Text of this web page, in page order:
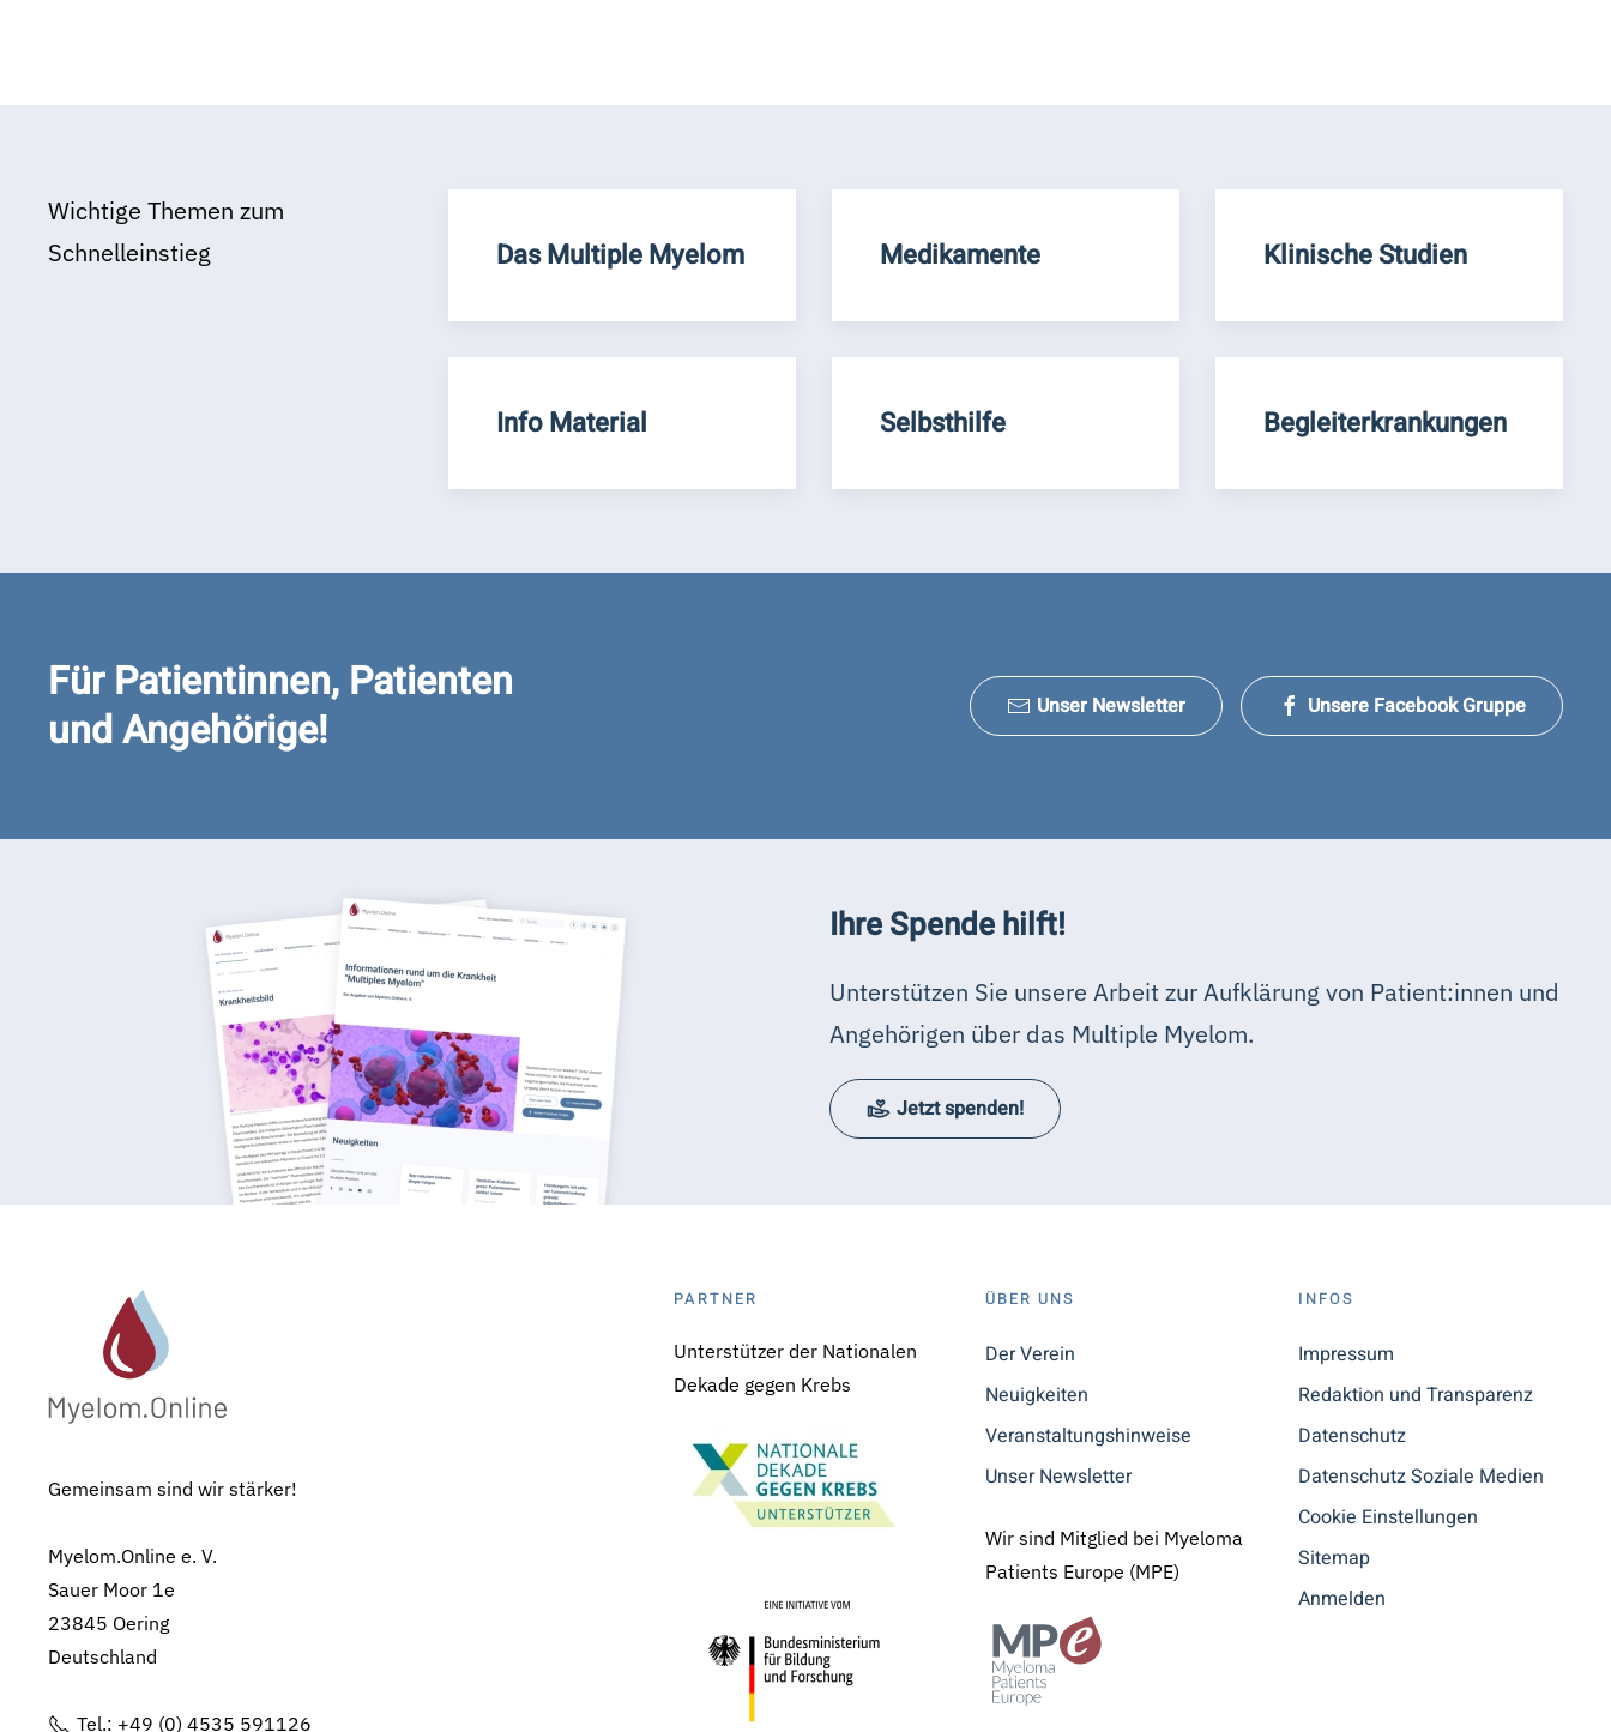
Wichtige Themen zum
Schnelleinstieg
Das Multiple Myelom Medikamente Klinische Studien
Info Material Selbsthilfe Begleiterkrankungen
Für Patientinnen, Patienten
und Angehörige!
Unser Newsletter Unsere Facebook Gruppe
Ihre Spende hilft!
Unterstützen Sie unsere Arbeit zur Aufklärung von Patient:innen und
Angehörigen über das Multiple Myelom.
Jetzt spenden!
Gemeinsam sind wir stärker!
Myelom.Online e. V.
Sauer Moor 1e
23845 Oering
Deutschland
Tel.: +49 (0) 4535 591126
PARTNER
Unterstützer der Nationalen
Dekade gegen Krebs
ÜBER UNS
Der Verein
Neuigkeiten
Veranstaltungshinweise
Unser Newsletter
Wir sind Mitglied bei Myeloma
Patients Europe (MPE)
INFOS
Impressum
Redaktion und Transparenz
Datenschutz
Datenschutz Soziale Medien
Cookie Einstellungen
Sitemap
Anmelden